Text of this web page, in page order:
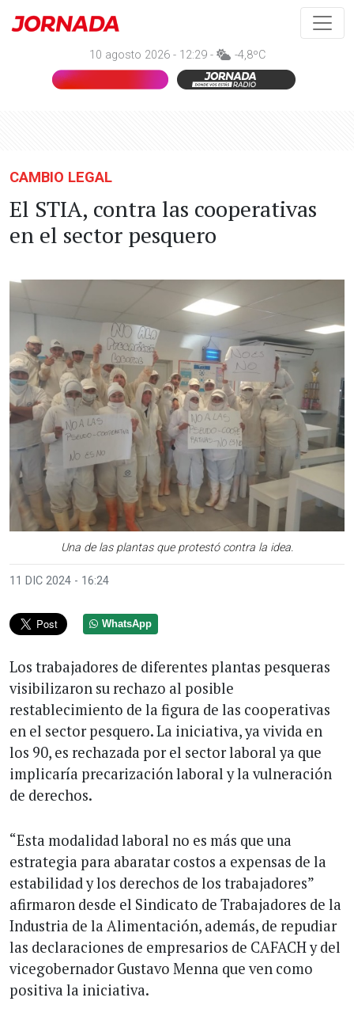
10 agosto 2026 - 12:29 - -4,8ºC
CAMBIO LEGAL
El STIA, contra las cooperativas
en el sector pesquero
Una de las plantas que protestó contra la idea.
11 DIC 2024 - 16:24
WhatsApp
Los trabajadores de diferentes plantas pesqueras
visibilizaron su rechazo al posible
restablecimiento de la figura de las cooperativas
en el sector pesquero. La iniciativa, ya vivida en
los 90, es rechazada por el sector laboral ya que
implicaría precarización laboral y la vulneración
de derechos.
“Esta modalidad laboral no es más que una
estrategia para abaratar costos a expensas de la
estabilidad y los derechos de los trabajadores”
afirmaron desde el Sindicato de Trabajadores de la
Industria de la Alimentación, además, de repudiar
las declaraciones de empresarios de CAFACH y del
vicegobernador Gustavo Menna que ven como
positiva la iniciativa.